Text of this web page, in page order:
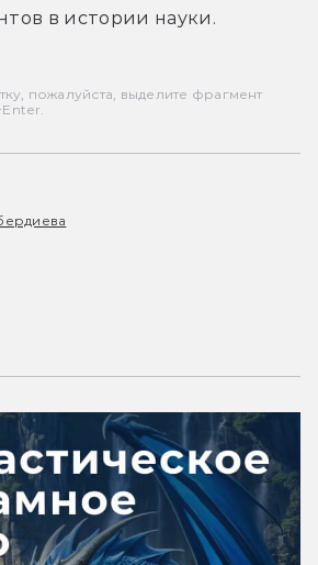
в истории науки.
пожалуйста, выделите фрагмент